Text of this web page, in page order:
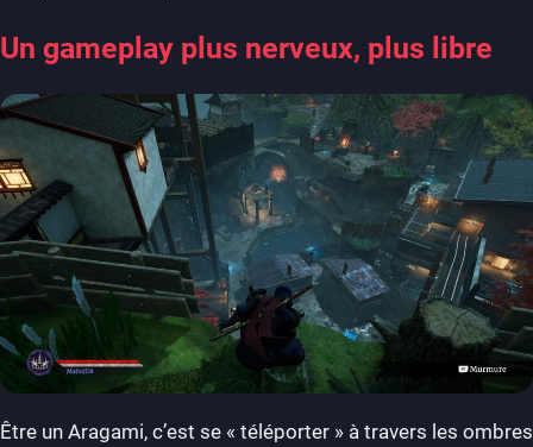
Un gameplay plus nerveux, plus libre
Être un Aragami, c’est se « téléporter » à travers les ombres